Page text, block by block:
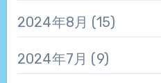
2024年8月 (15)
2024年7月 (9)